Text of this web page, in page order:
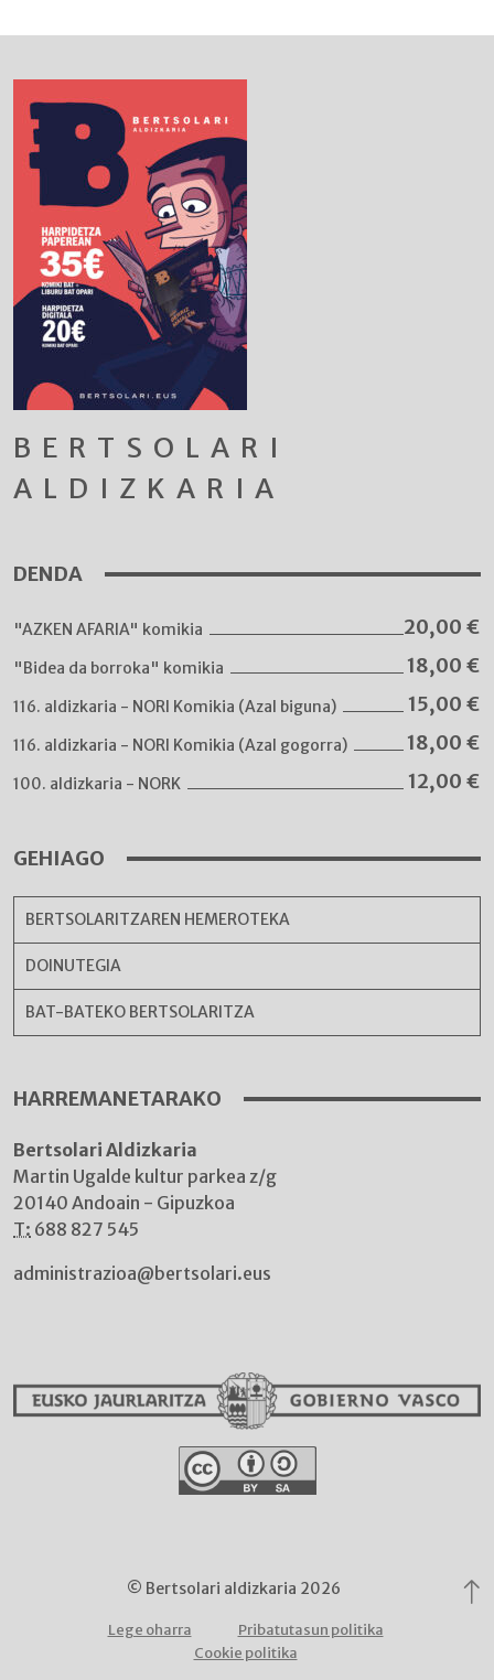
BERTSOLARI
ALDIZKARIA
DENDA
"AZKEN AFARIA" komikia 20,00 €
"Bidea da borroka" komikia 18,00 €
116. aldizkaria - NORI Komikia (Azal biguna) 15,00 €
116. aldizkaria - NORI Komikia (Azal gogorra) 18,00 €
100. aldizkaria - NORK 12,00 €
GEHIAGO
BERTSOLARITZAREN HEMEROTEKA
DOINUTEGIA
BAT-BATEKO BERTSOLARITZA
HARREMANETARAKO
Bertsolari Aldizkaria
Martin Ugalde kultur parkea z/g
20140 Andoain - Gipuzkoa
T: 688 827 545
administrazioa@bertsolari.eus
© Bertsolari aldizkaria 2026
Lege oharra
Pribatutasun politika
Cookie politika